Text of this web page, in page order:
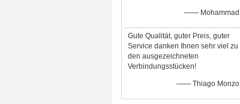
—— Mohammad
Gute Qualität, guter Preis, guter
Service danken Ihnen sehr viel zu
den ausgezeichneten
Verbindungsstücken!
—— Thiago Monzo